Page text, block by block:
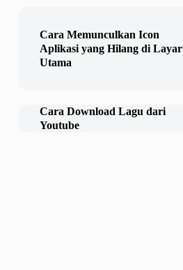
Cara Memunculkan Icon
Aplikasi yang Hilang di Layar
Utama
Cara Download Lagu dari
Youtube